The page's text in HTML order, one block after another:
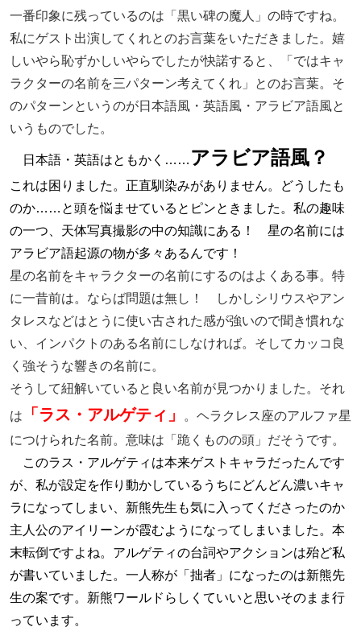
一番印象に残っているのは「黒い碑の魔人」の時ですね。
私にゲスト出演してくれとのお言葉をいただきました。嬉
しいやら恥ずかしいやらでしたが快諾すると、「ではキャ
ラクターの名前を三パターン考えてくれ」とのお言葉。そ
のパターンというのが日本語風・英語風・アラビア語風と
いうものでした。
日本語・英語はともかく…… アラビア語風？
これは困りました。正直馴染みがありません。どうしたも
のか……と頭を悩ませているとピンときました。私の趣味
の一つ、天体写真撮影の中の知識にある！ 星の名前には
アラビア語起源の物が多々あるんです！
星の名前をキャラクターの名前にするのはよくある事。特
に一昔前は。ならば問題は無し！ しかしシリウスやアン
タレスなどはとうに使い古された感が強いので聞き慣れな
い、インパクトのある名前にしなければ。そしてカッコ良
く強そうな響きの名前に。
そうして紐解いていると良い名前が見つかりました。それ
は
「ラス・アルゲティ」
。ヘラクレス座のアルファ星
につけられた名前。意味は「跪くものの頭」だそうです。
このラス・アルゲティは本来ゲストキャラだったんです
が、私が設定を作り動かしているうちにどんどん濃いキャ
ラになってしまい、新熊先生も気に入ってくださったのか
主人公のアイリーンが霞むようになってしまいました。本
末転倒ですよね。アルゲティの台詞やアクションは殆ど私
が書いていました。一人称が「拙者」になったのは新熊先
生の案です。新熊ワールドらしくていいと思いそのまま行
っています。